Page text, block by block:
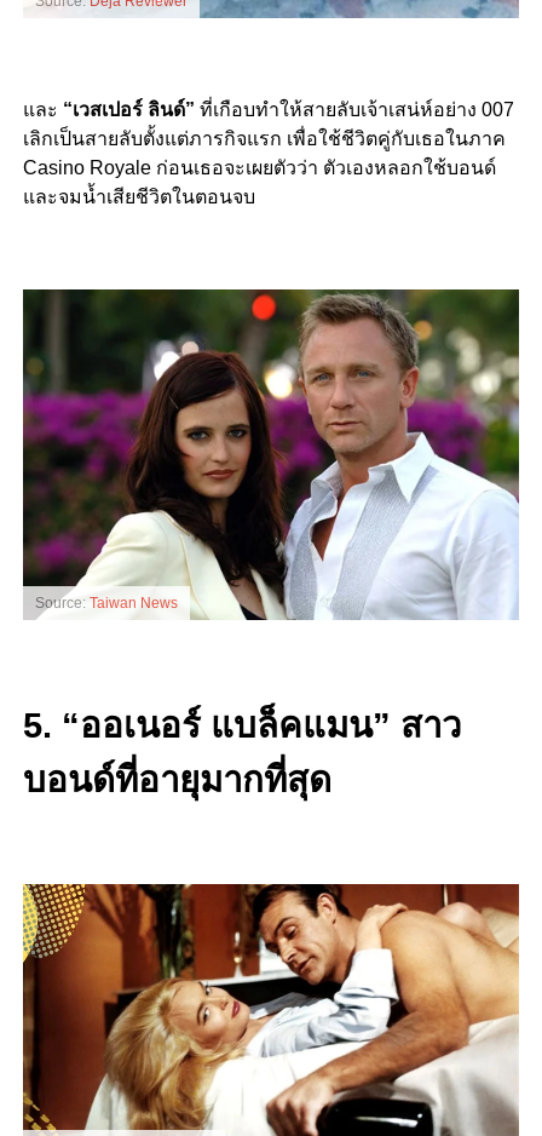
และ “เวสเปอร์ ลินด์” ที่เกือบทำให้สายลับเจ้าเสน่ห์อย่าง 007
เลิกเป็นสายลับตั้งแต่ภารกิจแรก เพื่อใช้ชีวิตคู่กับเธอในภาค
Casino Royale ก่อนเธอจะเผยตัวว่า ตัวเองหลอกใช้บอนด์
และจมน้ำเสียชีวิตในตอนจบ
Source: Taiwan News
5. “ออเนอร์ แบล็คแมน” สาว
บอนด์ที่อายุมากที่สุด